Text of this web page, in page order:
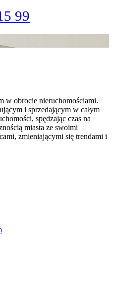
99
w obrocie nieruchomościami.
i sprzedającym w całym
spędzając czas na
miasta ze swoimi
zmieniającymi się trendami i